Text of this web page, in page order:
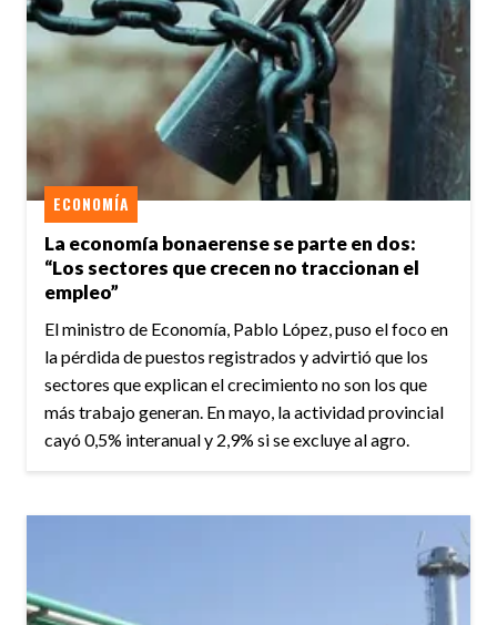
La economía bonaerense se parte en dos:
“Los sectores que crecen no traccionan el
empleo”
ECONOMÍA
El ministro de Economía, Pablo López, puso el foco en
la pérdida de puestos registrados y advirtió que los
sectores que explican el crecimiento no son los que
más trabajo generan. En mayo, la actividad provincial
cayó 0,5% interanual y 2,9% si se excluye al agro.